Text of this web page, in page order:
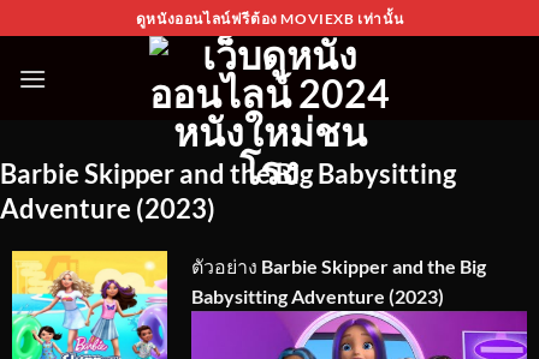
to
content
ดูหนังออนไลน์ฟรีต้อง MOVIEXB เท่านั้น
Barbie Skipper and the Big Babysitting
Adventure (2023)
ตัวอย่าง Barbie Skipper and the Big
Babysitting Adventure (2023)